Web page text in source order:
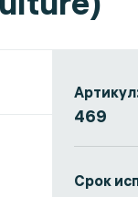
469
Срок